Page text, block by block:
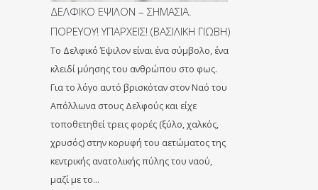
ΔΕΛΦΙΚΟ ΕΨΙΛΟΝ – ΣΗΜΑΣΙΑ.
ΠΟΡΕΥΟΥ! ΥΠΑΡΧΕΙΣ! (ΒΑΣΙΛΙΚΗ ΓΙΩΒΗ)
Το Δελφικό Έψιλον είναι ένα σύμβολο, ένα
κλειδί μύησης του ανθρώπου στο φως.
Για το λόγο αυτό βρισκόταν στον Ναό του
Απόλλωνα στους Δελφούς και είχε
τοποθετηθεί τρεις φορές (ξύλο, χαλκός,
χρυσός) στην κορυφή του αετώματος της
κεντρικής ανατολικής πύλης του ναού,
μαζί με το…